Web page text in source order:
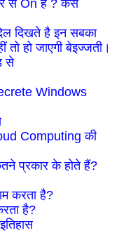
से On है ? कैसे
दिखते है इन सबका
हो जाएगी बेइज्जती।
से
Windows
Computing की
प्रकार के होते हैं?
करता है?
है?